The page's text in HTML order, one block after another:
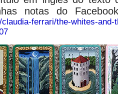
notas do
ferrari/the-whites-